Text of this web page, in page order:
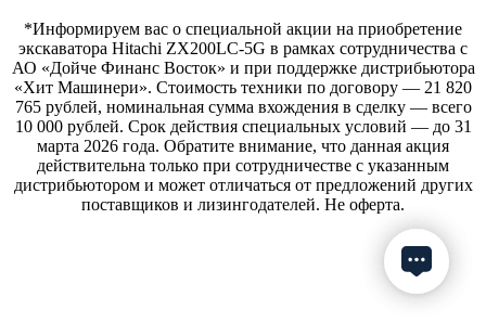
*Информируем вас о специальной акции на приобретение
экскаватора Hitachi ZX200LC-5G в рамках сотрудничества с
АО «Дойче Финанс Восток» и при поддержке дистрибьютора
«Хит Машинери». Стоимость техники по договору — 21 820
765 рублей, номинальная сумма вхождения в сделку — всего
10 000 рублей. Срок действия специальных условий — до 31
марта 2026 года. Обратите внимание, что данная акция
действительна только при сотрудничестве с указанным
дистрибьютором и может отличаться от предложений других
поставщиков и лизингодателей. Не оферта.